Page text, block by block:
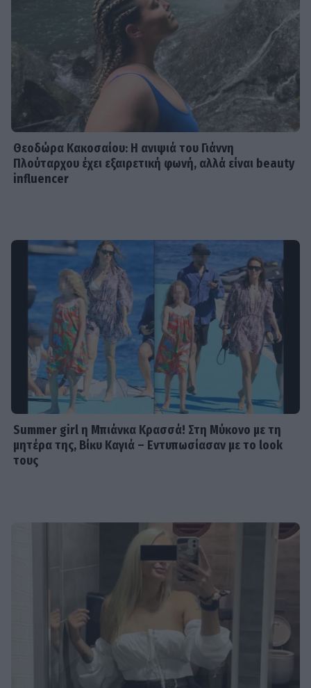
Θεοδώρα Κακοσαίου: Η ανιψιά του Γιάννη
Πλούταρχου έχει εξαιρετική φωνή, αλλά είναι beauty
influencer
Summer girl η Μπιάνκα Κρασσά! Στη Μύκονο με τη
μητέρα της, Βίκυ Καγιά – Εντυπωσίασαν με το look
τους